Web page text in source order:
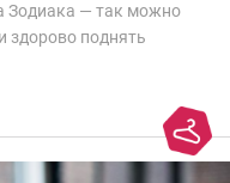
Зодиака — так можно
здорово поднять